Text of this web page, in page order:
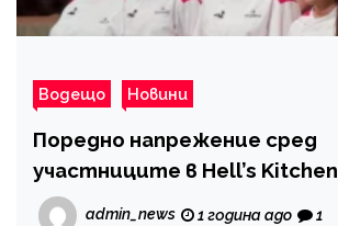
Водещо Новини
Поредно напрежение сред
участниците в Hell’s Kitchen
admin_news 1 година ago 1